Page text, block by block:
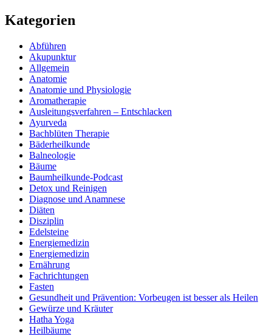
Kategorien
Abführen
Akupunktur
Allgemein
Anatomie
Anatomie und Physiologie
Aromatherapie
Ausleitungsverfahren – Entschlacken
Ayurveda
Bachblüten Therapie
Bäderheilkunde
Balneologie
Bäume
Baumheilkunde-Podcast
Detox und Reinigen
Diagnose und Anamnese
Diäten
Disziplin
Edelsteine
Energiemedizin
Energiemedizin
Ernährung
Fachrichtungen
Fasten
Gesundheit und Prävention: Vorbeugen ist besser als Heilen
Gewürze und Kräuter
Hatha Yoga
Heilbäume